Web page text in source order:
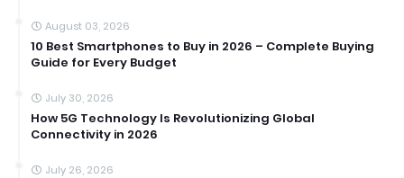
August 03, 2026
10 Best Smartphones to Buy in 2026 – Complete Buying
Guide for Every Budget
July 30, 2026
How 5G Technology Is Revolutionizing Global
Connectivity in 2026
July 26, 2026